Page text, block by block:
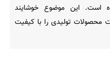
کرده است. این موضوع خوشایند
محصولات تولیدی را با کیفیت